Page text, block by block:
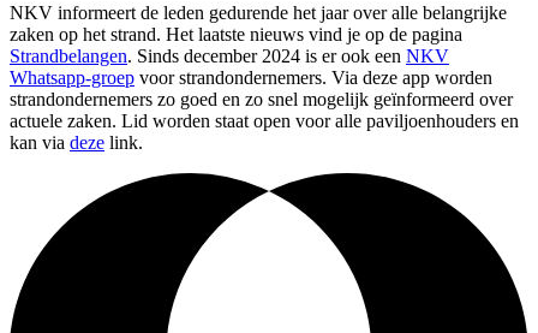
NKV informeert de leden gedurende het jaar over alle belangrijke
zaken op het strand. Het laatste nieuws vind je op de pagina
Strandbelangen. Sinds december 2024 is er ook een NKV
Whatsapp-groep voor strandondernemers. Via deze app worden
strandondernemers zo goed en zo snel mogelijk geïnformeerd over
actuele zaken. Lid worden staat open voor alle paviljoenhouders en
kan via deze link.